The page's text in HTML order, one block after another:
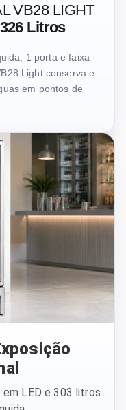
VB28 LIGHT
Litros
1 porta e faixa
Light conserva e
em pontos de
em LED e 303 litros